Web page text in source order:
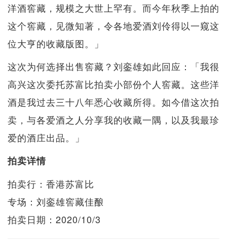
洋酒窖藏，规模之大世上罕有。而今年秋季上拍的
这个窖藏，见微知著，令各地爱酒刘伶得以一窥这
位大亨的收藏版图。」
这次为何选择出售窖藏？刘銮雄如此回应：「我很
高兴这次委托苏富比拍卖小部份个人窖藏。这些洋
酒是我过去三十八年悉心收藏所得。如今借这次拍
卖，与各爱酒之人分享我的收藏一隅，以及我最珍
爱的酒庄出品。」
拍卖详情
拍卖行：香港苏富比
专场：刘銮雄窖藏佳酿
拍卖日期：2020/10/3